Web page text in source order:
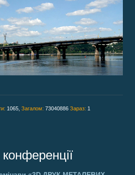
1065, Загалом: 73040886 Зараз: 1